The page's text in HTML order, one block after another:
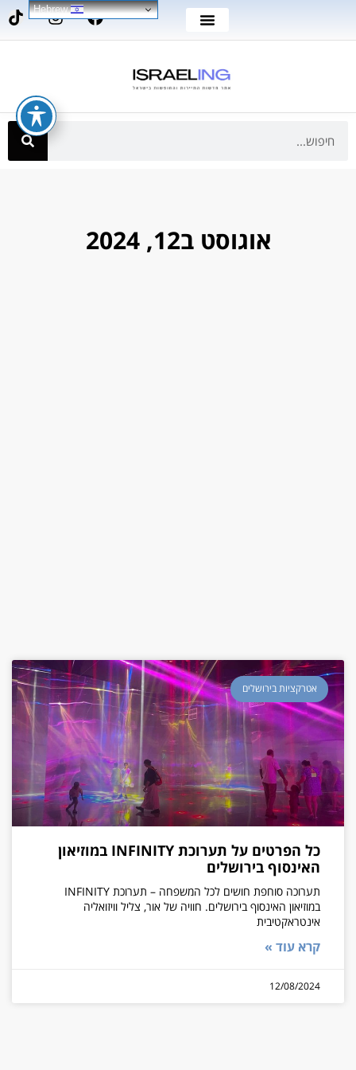
אוגוסט ב12, 2024
אטרקציות בירושלים
כל הפרטים על תערוכת INFINITY במוזיאון
האינסוף בירושלים
תערוכה סוחפת חושים לכל המשפחה – תערוכת INFINITY
במוזיאון האינסוף בירושלים. חוויה של אור, צליל וויזואליה
אינטראקטיבית
קרא עוד »
12/08/2024
Hebrew